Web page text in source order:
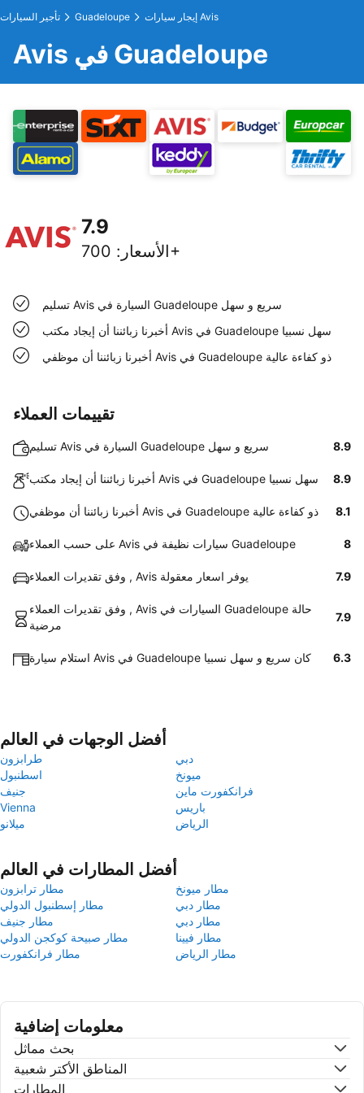
تأجير السيارات Guadeloupe إيجار سيارات Avis
Avis في Guadeloupe
7.9
الأسعار : 700+
تسليم Avis السيارة في Guadeloupe سريع و سهل
أخبرنا زبائننا أن إيجاد مكتب Avis في Guadeloupe سهل نسبيا
أخبرنا زبائننا أن موظفي Avis في Guadeloupe ذو كفاءة عالية
تقييمات العملاء
تسليم Avis السيارة في Guadeloupe سريع و سهل 8.9
أخبرنا زبائننا أن إيجاد مكتب Avis في Guadeloupe سهل نسبيا 8.9
أخبرنا زبائننا أن موظفي Avis في Guadeloupe ذو كفاءة عالية 8.1
على حسب العملاء Avis سيارات نظيفة في Guadeloupe 8
وفق تقديرات العملاء , Avis يوفر اسعار معقولة 7.9
وفق تقديرات العملاء , Avis السيارات في Guadeloupe حالة
مرضية
7.9
استلام سيارة Avis في Guadeloupe كان سريع و سهل نسبيا 6.3
أفضل الوجهات في العالم
طرابزون
دبي
اسطنبول
ميونخ
جنيف
فرانكفورت ماين
Vienna
باريس
ميلانو
الرياض
أفضل المطارات في العالم
مطار ترابزون
مطار ميونخ
مطار إسطنبول الدولي
مطار دبي
مطار جنيف
مطار دبي
مطار صبيحة كوكجن الدولي
مطار فيينا
مطار فرانكفورت
مطار الرياض
معلومات إضافية
بحث مماثل
المناطق الأكتر شعبية
المطارات